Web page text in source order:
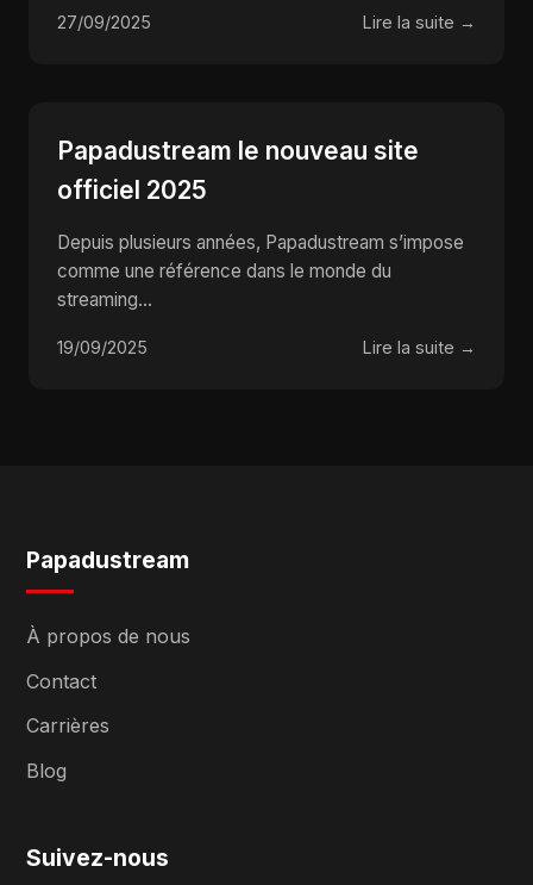
27/09/2025 Lire la suite →
Papadustream le nouveau site
officiel 2025
Depuis plusieurs années, Papadustream s’impose
comme une référence dans le monde du
streaming...
19/09/2025 Lire la suite →
Papadustream
À propos de nous
Contact
Carrières
Blog
Suivez-nous